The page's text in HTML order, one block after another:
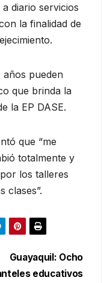
diario servicios
la finalidad de
años pueden
que brinda la
la EP DASE.
que “me
totalmente y
los talleres
clases”.
Guayaquil: Ocho
educativos